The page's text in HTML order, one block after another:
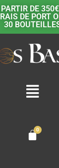
DE
DE PORT
30